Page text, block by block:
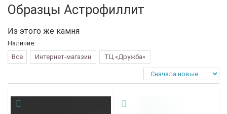
Образцы Астрофиллит
Из этого же камня
Наличие:
Все
Интернет-магазин ТЦ «Дружба»